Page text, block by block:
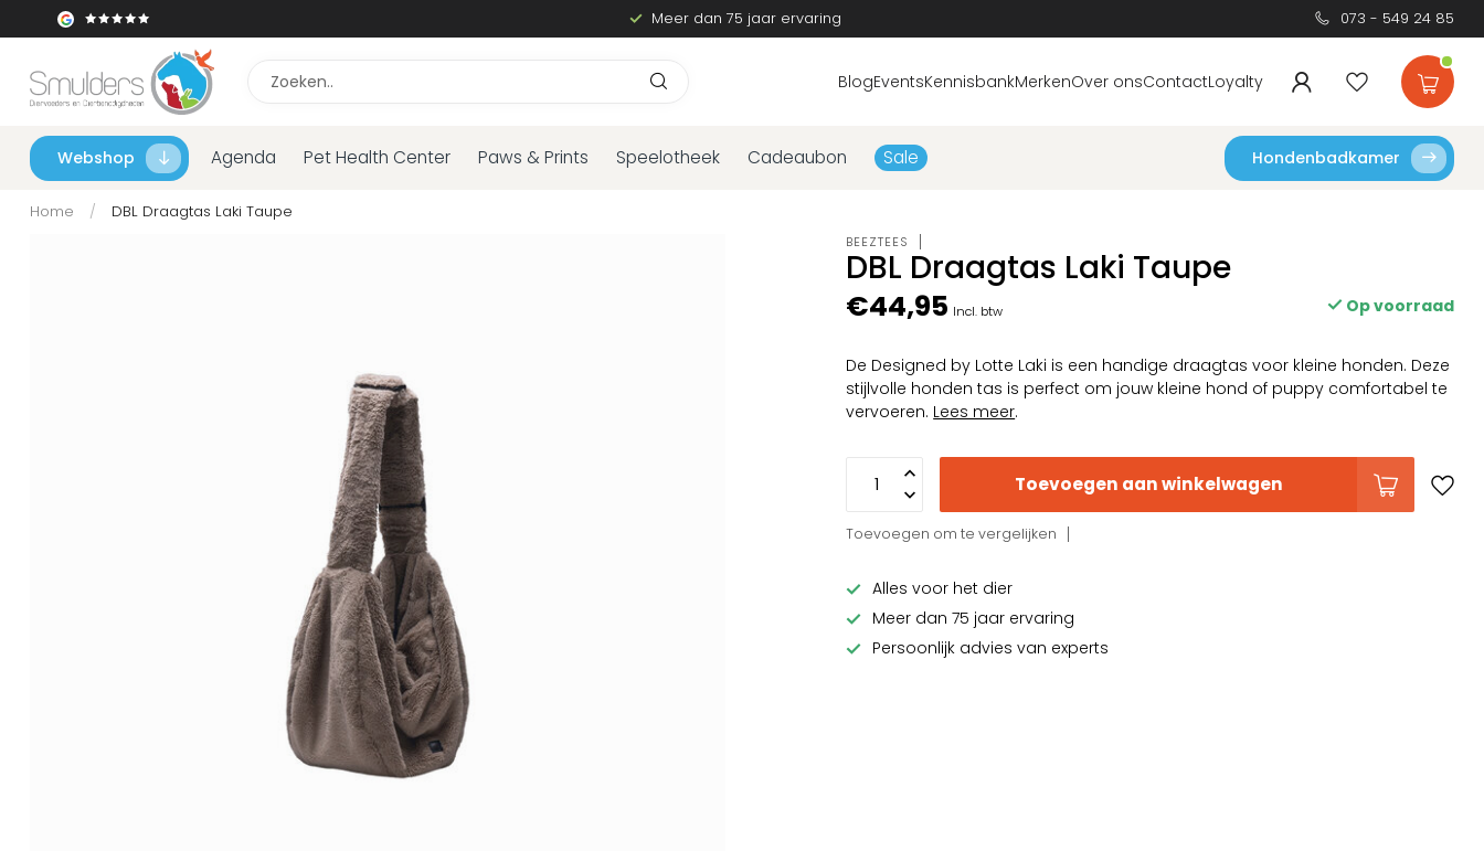
Meer dan 75 jaar ervaring 073 - 549 24 85
BlogEventsKennisbankMerkenOver onsContactLoyalty
Webshop Agenda Pet Health Center Paws & Prints Speelotheek Cadeaubon Sale Hondenbadkamer
Home / DBL Draagtas Laki Taupe
BEEZTEES
DBL Draagtas Laki Taupe
€44,95 Incl. btw Op voorraad
De Designed by Lotte Laki is een handige draagtas voor kleine honden. Deze
stijlvolle honden tas is perfect om jouw kleine hond of puppy comfortabel te
vervoeren. Lees meer.
Toevoegen aan winkelwagen
Toevoegen om te vergelijken
Alles voor het dier
Meer dan 75 jaar ervaring
Persoonlijk advies van experts